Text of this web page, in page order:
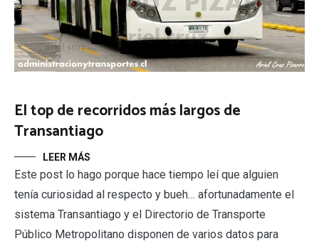
El top de recorridos más largos de
Transantiago
LEER MÁS
Este post lo hago porque hace tiempo leí que alguien
tenía curiosidad al respecto y bueh… afortunadamente el
sistema Transantiago y el Directorio de Transporte
Público Metropolitano disponen de varios datos para